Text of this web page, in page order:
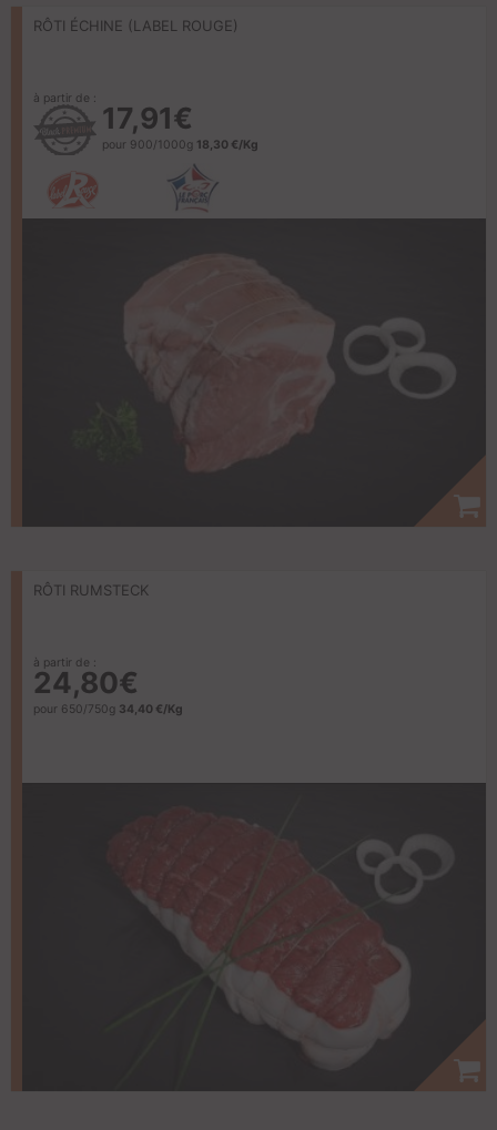
RÔTI ÉCHINE (LABEL ROUGE)
à partir de :
17,91€
pour 900/1000g 18,30 €/Kg
RÔTI RUMSTECK
à partir de :
24,80€
pour 650/750g 34,40 €/Kg